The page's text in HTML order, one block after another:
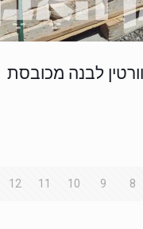
לבנה מכובסת
8
9
10
11
12